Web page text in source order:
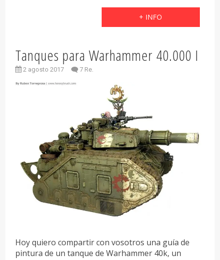
+ INFO
Tanques para Warhammer 40.000 I
2 agosto 2017 7 Re.
Hoy quiero compartir con vosotros una guía de
pintura de un tanque de Warhammer 40k, un